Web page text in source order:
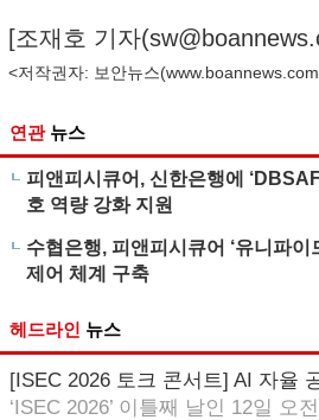
[조재호 기자(
<저작권자: 보안뉴스(www.boannews.com
연관 뉴스
피앤피시큐어, 신한은행에
호 역량 강화 지원
수협은행, 피앤피시큐어 ‘유니파이
제어 체계 구축
헤드라인 뉴스
[ISEC 2026 토크 콘서트] AI 자율
‘ISEC 2026’ 이틀째 날인 12일 오